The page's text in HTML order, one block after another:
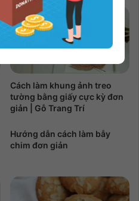
Cách làm khung ảnh treo
tường bằng giấy cực kỳ đơn
giản | Gỗ Trang Trí
Hướng dẫn cách làm bẫy
chim đơn giản